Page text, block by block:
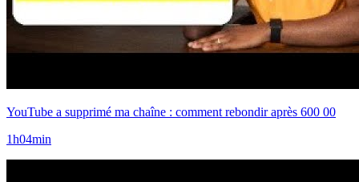
YouTube a supprimé ma chaîne : comment rebondir après 600 00
1h04min